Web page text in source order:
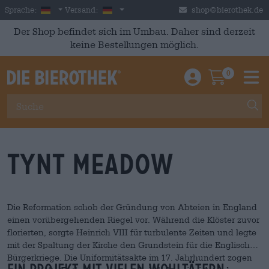
Skip to main content
Sprache: German
Versand: Deutschland shop@bierothek.de
Der Shop befindet sich im Umbau. Daher sind derzeit
keine Bestellungen möglich.
Einloggen /
0
Tynt Meadow
Die Reformation schob der Gründung von Abteien in England
einen vorübergehenden Riegel vor. Während die Klöster zuvor
florierten, sorgte Heinrich VIII für turbulente Zeiten und legte
mit der Spaltung der Kirche den Grundstein für die Englischen
Bürgerkriege. Die Uniformitätsakte im 17. Jahrhundert zogen